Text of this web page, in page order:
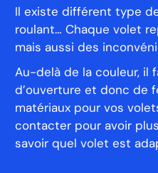
Il existe différent type
roulant… Chaque volet
mais aussi des
Au-delà de la couleur, il
d’ouverture et donc de
matériaux pour vos
contacter pour avoir
savoir quel volet est